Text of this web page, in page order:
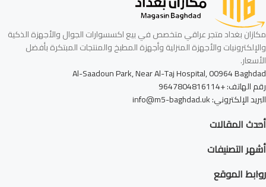
مكازان بغداد متجر عراقي متخصص في بيع اكسسوارات الجوال والأجهزة الذكية
والإلكترونيات والأجهزة المنزلية وأجهزة المطبخ والمنتجات المبتكرة بأفضل
الأسعار.
Al-Saadoun Park, Near Al-Taj Hospital, 00964 Baghdad
رقم الهاتف: +9647804816114
البريد الإلكتروني: info@m5-baghdad.uk
أحدث المقالات
أشهر التصنيفات
روابط الموقع